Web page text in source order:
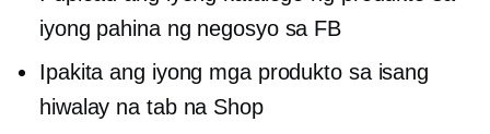
iyong pahina ng negosyo sa FB
Ipakita ang iyong mga produkto sa isang
hiwalay na tab na Shop